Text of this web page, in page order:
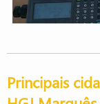
Principais